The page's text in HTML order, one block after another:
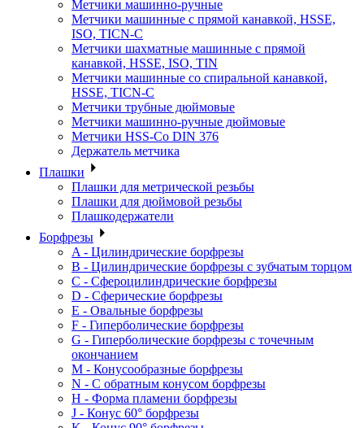
Метчики машинно-ручные
Метчики машинные с прямой канавкой, HSSE,
ISO, TICN-C
Метчики шахматные машинные с прямой
канавкой, HSSE, ISO, TIN
Метчики машинные со спиральной канавкой,
HSSE, TICN-C
Метчики трубные дюймовые
Метчики машинно-ручные дюймовые
Метчики HSS-Co DIN 376
Держатель метчика
Плашки
Плашки для метрической резьбы
Плашки для дюймовой резьбы
Плашкодержатели
Борфрезы
A - Цилиндрические борфрезы
B - Цилиндрические борфрезы с зубчатым торцом
C - Сфероцилиндрические борфрезы
D - Сферические борфрезы
E - Овальные борфрезы
F - Гиперболические борфрезы
G - Гиперболические борфрезы с точечным
окончанием
M - Конусообразные борфрезы
N - С обратным конусом борфрезы
H - Форма пламени борфрезы
J - Конус 60° борфрезы